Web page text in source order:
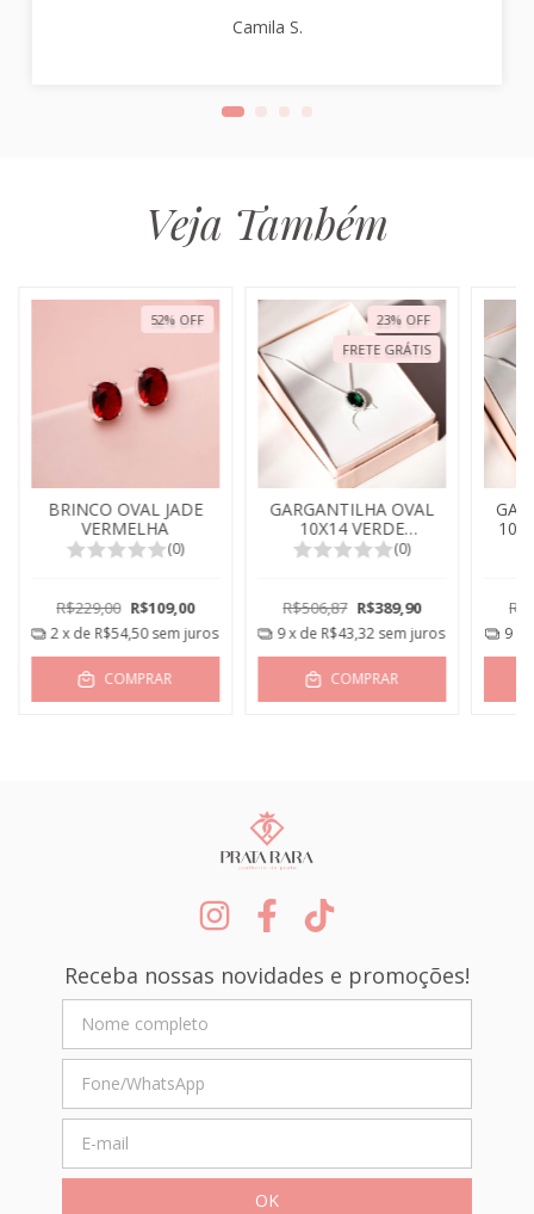
Camila S.
Veja Também
52% OFF
BRINCO OVAL JADE
VERMELHA
(0)
R$229,00 R$109,00
2 x de R$54,50 sem juros
COMPRAR
23% OFF
FRETE GRÁTIS
GARGANTILHA OVAL
10X14 VERDE
ESMERALDA(0)
R$506,87 R$389,90
9x de R$43,32 sem juros
COMPRAR
9
Receba nossas novidades e promoções!